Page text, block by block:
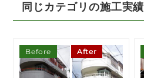
同じカテゴリの施工実績
Before After